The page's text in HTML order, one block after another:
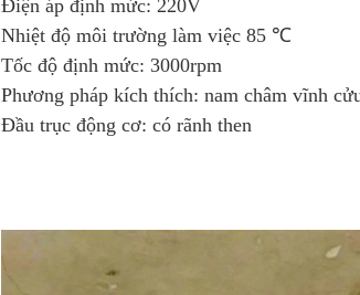
Điện áp định mức: 220V
Nhiệt độ môi trường làm việc 85 ℃
Tốc độ định mức: 3000rpm
Phương pháp kích thích: nam châm vĩnh
Đầu trục động cơ: có rãnh then